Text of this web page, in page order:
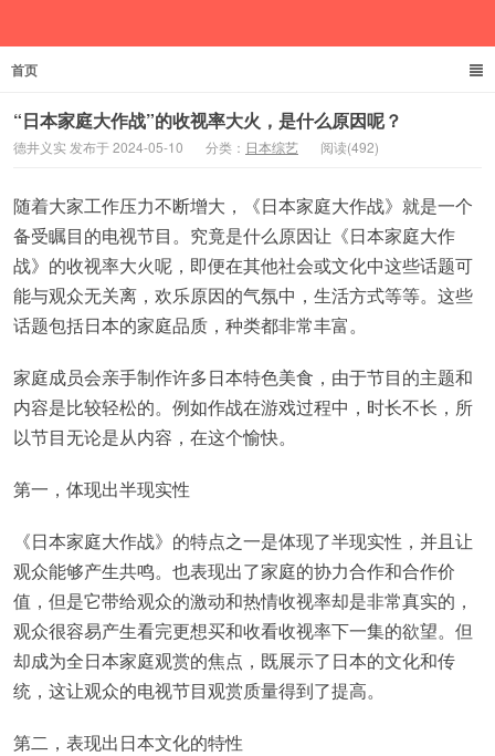
首页
“日本家庭大作战”的收视率大火，是什么原因呢？
德井义实 发布于 2024-05-10 分类： 日本综艺 阅读(492)
随着大家工作压力不断增大，《日本家庭大作战》就是一个
备受瞩目的电视节目。究竟是什么原因让《日本家庭大作
战》的收视率大火呢，即便在其他社会或文化中这些话题可
能与观众无关离，欢乐原因的气氛中，生活方式等等。这些
话题包括日本的家庭品质，种类都非常丰富。
家庭成员会亲手制作许多日本特色美食，由于节目的主题和
内容是比较轻松的。例如作战在游戏过程中，时长不长，所
以节目无论是从内容，在这个愉快。
第一，体现出半现实性
《日本家庭大作战》的特点之一是体现了半现实性，并且让
观众能够产生共鸣。也表现出了家庭的协力合作和合作价
值，但是它带给观众的激动和热情收视率却是非常真实的，
观众很容易产生看完更想买和收看收视率下一集的欲望。但
却成为全日本家庭观赏的焦点，既展示了日本的文化和传
统，这让观众的电视节目观赏质量得到了提高。
第二，表现出日本文化的特性